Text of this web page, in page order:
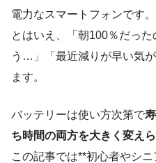
電力なスマートフォンです。
とはいえ、「朝100％だっ
う…」「最近減りが早い気
ます。
バッテリーは使い方次第で
ち時間の両方を大きく変え
この記事では**初心者やシ